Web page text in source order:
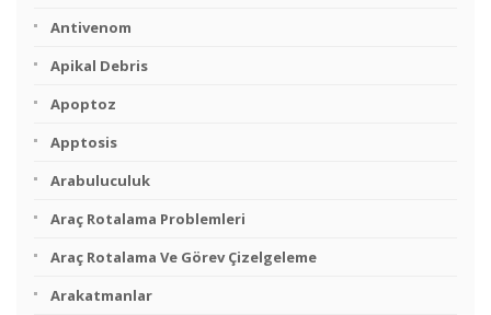
Antivenom
Apikal Debris
Apoptoz
Apptosis
Arabuluculuk
Araç Rotalama Problemleri
Araç Rotalama Ve Görev Çizelgeleme
Arakatmanlar